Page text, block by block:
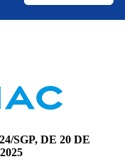
SGP, DE 20 DE